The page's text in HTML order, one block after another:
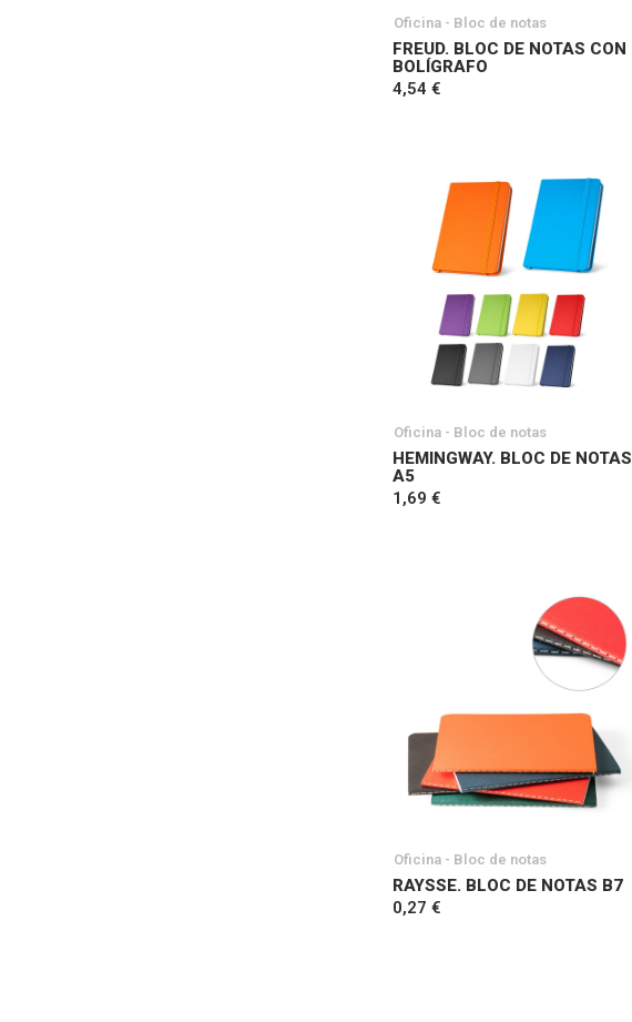
Oficina - Bloc de notas
FREUD. BLOC DE NOTAS CON
BOLÍGRAFO
4,54 €
Oficina - Bloc de notas
HEMINGWAY. BLOC DE NOTAS
A5
1,69 €
Oficina - Bloc de notas
RAYSSE. BLOC DE NOTAS B7
0,27 €